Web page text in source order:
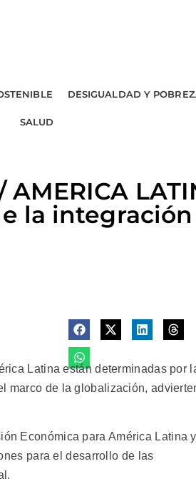
DESIGUALDAD Y
SALUD
la integración
Latina están determinadas por
marco de la globalización,
Económica para América Latina y
para el desarrollo de las